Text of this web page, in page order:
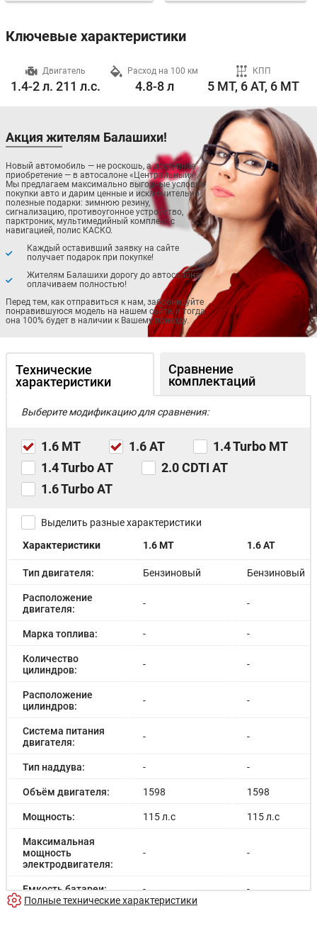
Ключевые характеристики
Двигатель
1.4-2 л. 211 л.с.
Расход на 100 км
4.8-8 л
КПП
5 MT, 6 AT, 6 MT
Акция жителям Балашихи!
Новый автомобиль — не роскошь, а доступное
приобретение — в автосалоне «Центральный»!
Мы предлагаем максимально выгодные условия
покупки авто и дарим ценные и исключительно
полезные подарки: зимнюю резину,
сигнализацию, противоугонное устройство,
парктроник, мультимедийный комплекс с
навигацией, полис КАСКО.
Каждый оставивший заявку на сайте
получает подарок при покупке!
Жителям Балашихи дорогу до автосалона
оплачиваем полностью!
Перед тем, как отправиться к нам, забронируйте
понравившуюся модель на нашем сайте, и тогда
она 100% будет в наличии к Вашему приезду.
Технические
характеристики
Сравнение
комплектаций
Выберите модификацию для сравнения:
1.6 MT 1.6 AT
1.4 Turbo MT
1.4 Turbo АT
2.0 CDTI AT
1.6 Turbo AT
Выделить разные характеристики
Характеристики
1.6 MT 1.6 AT
Тип двигателя: Бензиновый Бензиновый
Расположение
двигателя:
- -
Марка топлива: - -
Количество
цилиндров:
- -
Расположение
цилиндров:
- -
Система питания
двигателя:
- -
Тип наддува: - -
Объём двигателя: 1598 1598
Мощность: 115 л.с 115 л.с
Максимальная
мощность
электродвигателя:
- -
Емкость батареи: - -
Полные технические характеристики